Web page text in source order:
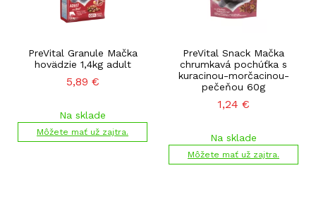
PreVital Granule Mačka
hovädzie 1,4kg adult
5,89 €
Na sklade
Môžete mať už zajtra.
PreVital Snack Mačka
chrumkavá pochúťka s
kuracinou-morčacinou-
pečeňou 60g
1,24 €
Na sklade
Môžete mať už zajtra.